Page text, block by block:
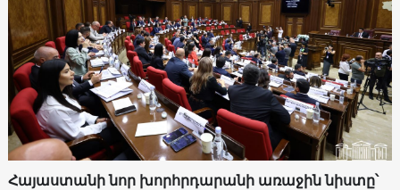
Հայաստանի նոր խորհրդարանի առաջին նիստը՝